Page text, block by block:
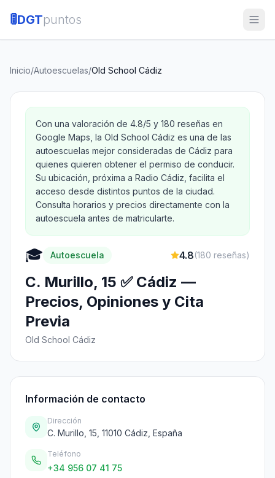
🚦DGTpuntos
Inicio/Autoescuelas/Old School Cádiz
Con una valoración de 4.8/5 y 180 reseñas en
Google Maps, la Old School Cádiz es una de las
autoescuelas mejor consideradas de Cádiz para
quienes quieren obtener el permiso de conducir.
Su ubicación, próxima a Radio Cádiz, facilita el
acceso desde distintos puntos de la ciudad.
Consulta horarios y precios directamente con la
autoescuela antes de matricularte.
🎓 Autoescuela 4.8(180 reseñas)
C. Murillo, 15 ✅ Cádiz —
Precios, Opiniones y Cita
Previa
Old School Cádiz
Información de contacto
Dirección
C. Murillo, 15, 11010 Cádiz, España
Teléfono
+34 956 07 41 75